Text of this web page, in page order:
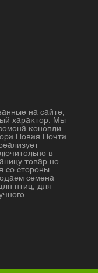
на сайте,
характер. Мы
конопли
Новая Почта.
в
товар не
со стороны
семена
птиц, для